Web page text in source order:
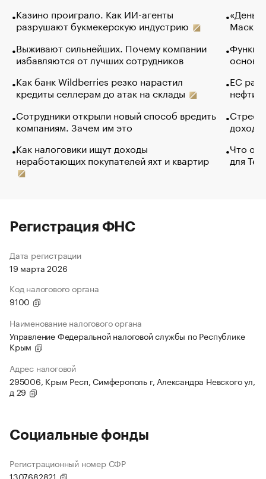
Казино проиграло. Как ИИ-агенты
разрушают букмекерскую индустрию
Выживают сильнейших. Почему компании
избавляются от лучших сотрудников
Как банк Wildberries резко нарастил
кредиты селлерам до атак на склады
Сотрудники открыли новый способ вредить
компаниям. Зачем им это
Как налоговики ищут доходы
неработающих покупателей яхт и квартир
Маск в
основ
ЕС
нефти
Что
для
Регистрация ФНС
Дата регистрации
19 марта 2026
Код налогового органа
9100
Наименование налогового органа
Управление Федеральной налоговой службы по Республике
Крым
Адрес налоговой
295006, Крым Респ, Симферополь г, Александра Невского ул,
д 29
Социальные фонды
Регистрационный номер СФР
1307682821